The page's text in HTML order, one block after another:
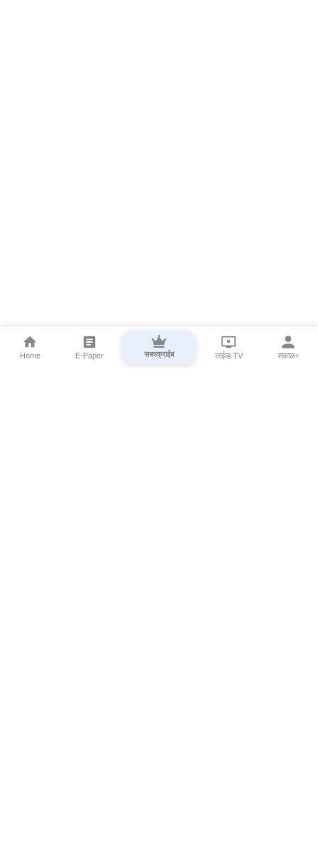
Home E-Paper सबस्क्राईब लाईव्ह TV सकाळ+